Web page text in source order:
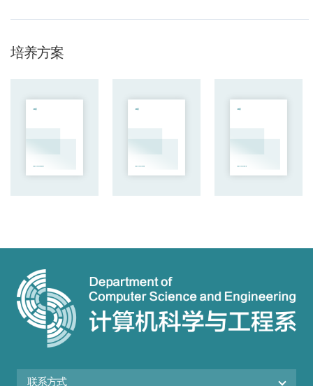
培养方案
2025级 2025级 2025级
联系方式